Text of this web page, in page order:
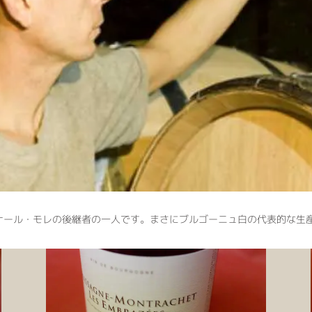
ール・モレの後継者の一人です。まさにブルゴーニュ白の代表的な生